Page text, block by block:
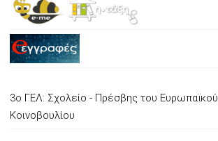
3ο ΓΕΛ: Σχολείο - Πρέσβης του Ευρωπαϊκού
Κοινοβουλίου